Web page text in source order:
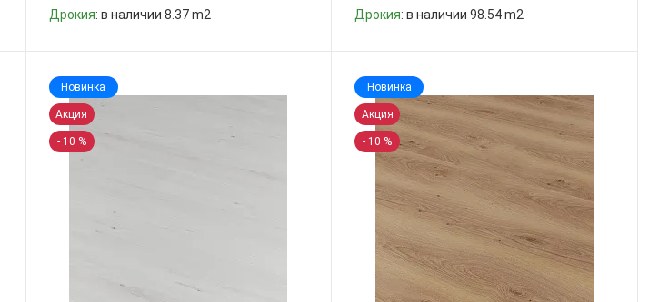
Дрокия: в наличии 8.37 m2
Дрокия: в наличии 98.54 m2
Новинка
Акция
- 10 %
Новинка
Акция
- 10 %